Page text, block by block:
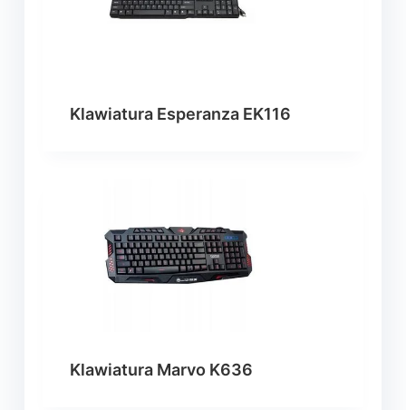
Klawiatura Esperanza EK116
Klawiatura Marvo K636